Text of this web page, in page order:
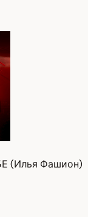
(Илья Фашион)